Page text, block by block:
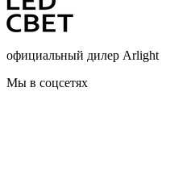
официальный дилер Arlight
Мы в соцсетях